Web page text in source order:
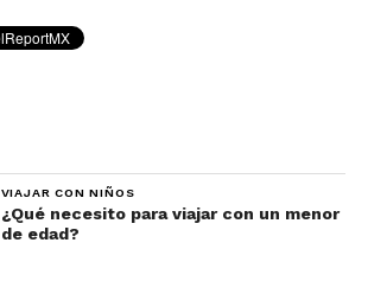
VIAJAR CON NIÑOS
¿Qué necesito para viajar con un menor
de edad?